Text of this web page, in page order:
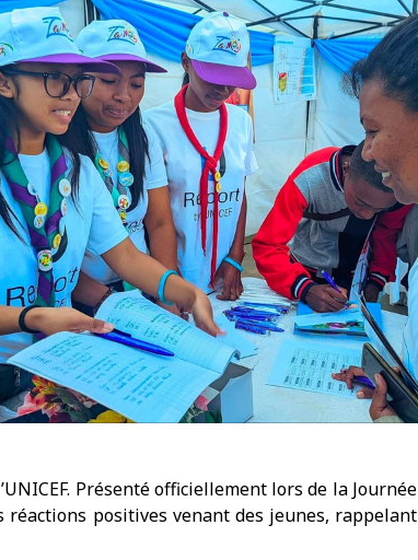
Présenté officiellement lors de la Journée
positives venant des jeunes, rappelant